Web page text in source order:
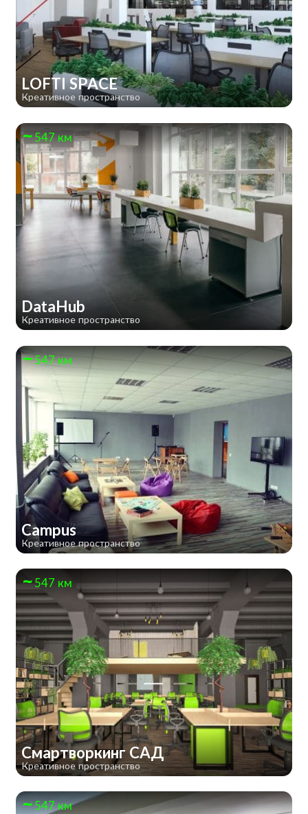
LOFTI SPACE
Креативное пространство
547 км
DataHub
Креативное пространство
547 км
Campus
Креативное пространство
547 км
Смартворкинг САД
Креативное пространство
547 км